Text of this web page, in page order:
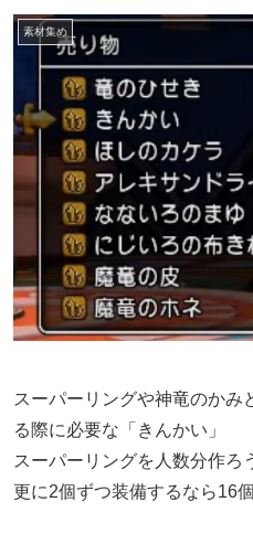
素材集め
スーパーリングや神竜のかみ
る際に必要な「きんかい」
スーパーリングを人数分作ろ
更に2個ずつ装備するなら16